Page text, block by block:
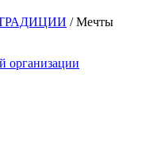
/Мечты
организации